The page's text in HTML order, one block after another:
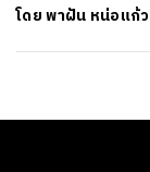
โดยพาฝัน หน่อแก้ว